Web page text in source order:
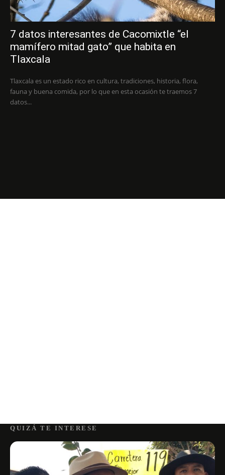
7 datos interesantes de Cacomixtle “el
mamífero mitad gato” que habita en
Tlaxcala
Tlaxcala es un estado rico en cultura, tradiciones, historia, flora,
fauna y buena comida, por lo que en esta ocasión te traemos 7
datos...
QUIZÁ TE INTERESE